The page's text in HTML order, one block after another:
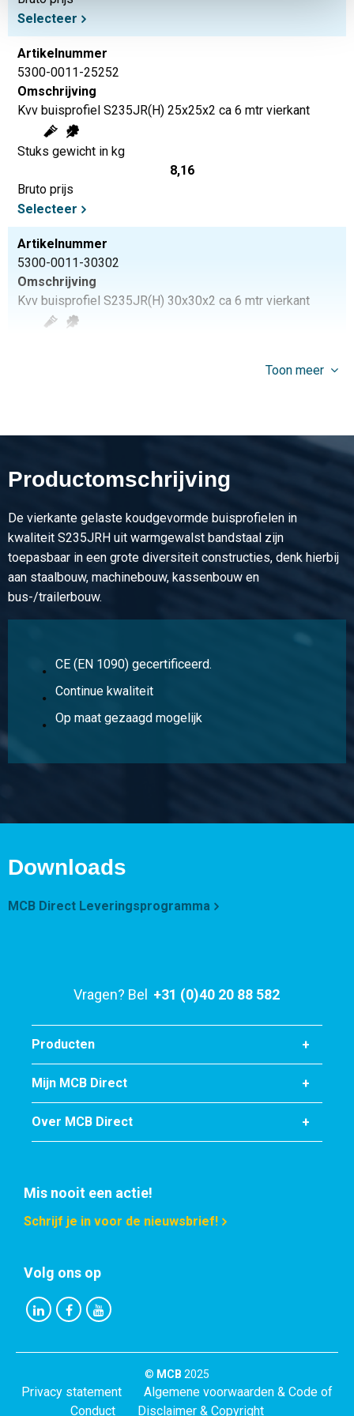
Selecteer
Artikelnummer
5300-0011-25252
Omschrijving
Kvv buisprofiel S235JR(H) 25x25x2 ca 6 mtr vierkant
Stuks gewicht in kg
8,16
Bruto prijs
Selecteer
Artikelnummer
5300-0011-30302
Omschrijving
Kvv buisprofiel S235JR(H) 30x30x2 ca 6 mtr vierkant
Artikelnummer
Omschrijving
Kvv buisprofiel S235JR(H) 35x35x2 ca 6 mtr vierkant
Stuks gewicht in kg
11,94
Bruto prijs
Selecteer
Artikelnummer
Omschrijving
Stuks gewicht in kg
Bruto prijs
Kvv buisprofiel S235JR(H) 45x45x2 ca 6 mtr vierkant
Stuks gewicht in kg
Artikelnummer
5300-0011-50502
Omschrijving
Kvv buisprofiel S235JR(H) 50x50x2 ca 6 mtr vierkant
Stuks gewicht in kg
Bruto prijs
Artikelnummer
5300-0011-60602
Stuks gewicht in kg
Selecteer
Artikelnummer
5300-0011-70702
Toon meer
Productomschrijving
De vierkante gelaste koudgevormde buisprofielen in
kwaliteit S235JRH uit warmgewalst bandstaal zijn
toepasbaar in een grote diversiteit constructies, denk hierbij
aan staalbouw, machinebouw, kassenbouw en
bus-/trailerbouw.
CE (EN 1090) gecertificeerd.
Continue kwaliteit
Op maat gezaagd mogelijk
Downloads
MCB Direct Leveringsprogramma
Vragen? Bel +31 (0)40 20 88 582
Producten
Mijn MCB Direct
Over MCB Direct
Mis nooit een actie!
Schrijf je in voor de nieuwsbrief!
Volg ons op
© MCB 2025
Privacy statement
Algemene voorwaarden & Code of
Conduct
Disclaimer & Copyright